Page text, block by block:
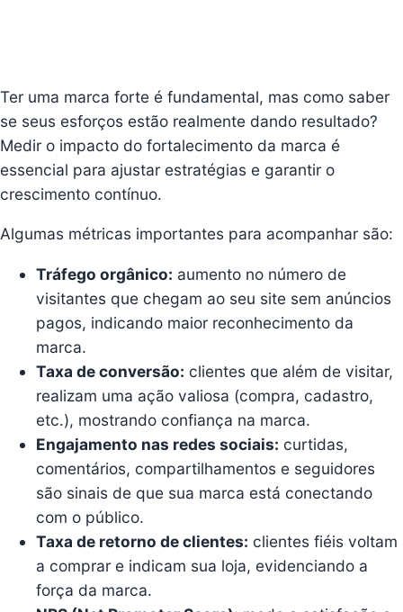
Ter uma marca forte é fundamental, mas como saber
se seus esforços estão realmente dando resultado?
Medir o impacto do fortalecimento da marca é
essencial para ajustar estratégias e garantir o
crescimento contínuo.
Algumas métricas importantes para acompanhar são:
Tráfego orgânico: aumento no número de
visitantes que chegam ao seu site sem anúncios
pagos, indicando maior reconhecimento da
marca.
Taxa de conversão: clientes que além de visitar,
realizam uma ação valiosa (compra, cadastro,
etc.), mostrando confiança na marca.
Engajamento nas redes sociais: curtidas,
comentários, compartilhamentos e seguidores
são sinais de que sua marca está conectando
com o público.
Taxa de retorno de clientes: clientes fiéis voltam
a comprar e indicam sua loja, evidenciando a
força da marca.